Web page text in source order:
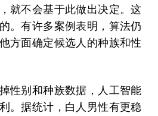
就不会基于此做出决定。这
。有许多案例表明，算法仍
方面确定候选人的种族和性
性别和种族数据，人工智能
。据统计，白人男性有更稳